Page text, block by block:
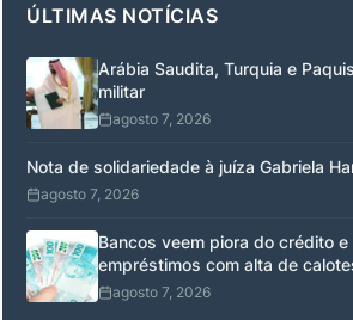
ÚLTIMAS NOTÍCIAS
Arábia Saudita, Turquia e
militar
agosto 7, 2026
Nota de solidariedade à juíza Gabriela
agosto 7, 2026
Bancos veem piora do crédito
empréstimos com alta de
agosto 7, 2026